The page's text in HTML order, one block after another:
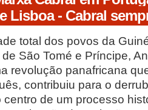
Lisboa - Cabral
total dos povos da
São Tomé e Príncipe,
revolução panafricana
contribuiu para o
de um processo